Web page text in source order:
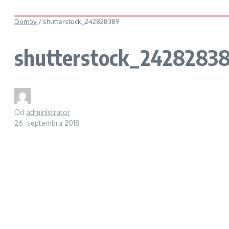
Domov / shutterstock_242828389
Od administrator
26. septembra 2018